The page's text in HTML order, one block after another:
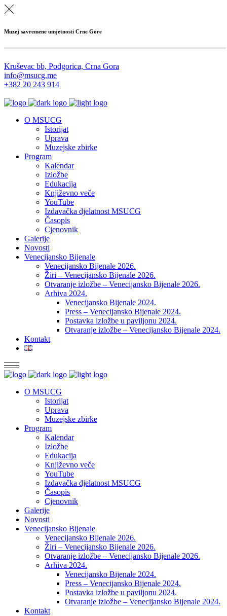
Muzej savremene umjetnosti Crne Gore
Kruševac bb, Podgorica, Crna Gora
info@msucg.me
+382 20 243 914
O MSUCG
Istorijat
Uprava
Muzejske zbirke
Program
Kalendar
Izložbe
Edukacija
Književno veče
YouTube
Izdavačka djelatnost MSUCG
Časopis
Cjenovnik
Galerije
Novosti
Venecijansko Bijenale
Venecijansko Bijenale 2026.
Žiri – Venecijansko Bijenale 2026.
Otvaranje izložbe – Venecijansko Bijenale 2026.
Arhiva 2024.
Venecijansko Bijenale 2024.
Press – Venecijansko Bijenale 2024.
Postavka izložbe u paviljonu 2024.
Otvaranje izložbe – Venecijansko Bijenale 2024.
Kontakt
O MSUCG
Istorijat
Uprava
Muzejske zbirke
Program
Kalendar
Izložbe
Edukacija
Književno veče
YouTube
Izdavačka djelatnost MSUCG
Časopis
Cjenovnik
Galerije
Novosti
Venecijansko Bijenale
Venecijansko Bijenale 2026.
Žiri – Venecijansko Bijenale 2026.
Otvaranje izložbe – Venecijansko Bijenale 2026.
Arhiva 2024.
Venecijansko Bijenale 2024.
Press – Venecijansko Bijenale 2024.
Postavka izložbe u paviljonu 2024.
Otvaranje izložbe – Venecijansko Bijenale 2024.
Kontakt